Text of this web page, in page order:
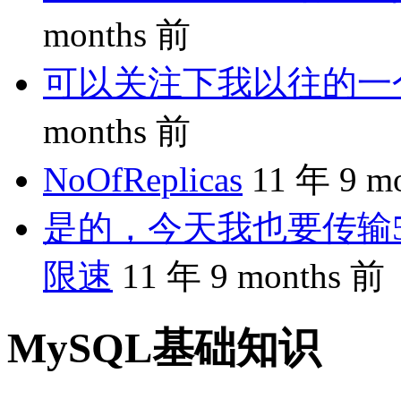
months 前
可以关注下我以往的
months 前
NoOfReplicas 11 年 9
是的，今天我也要传
限速 11 年 9 months 前
MySQL基础知识